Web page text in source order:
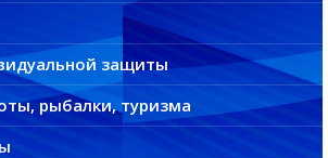
защиты
рыбалки, туризма